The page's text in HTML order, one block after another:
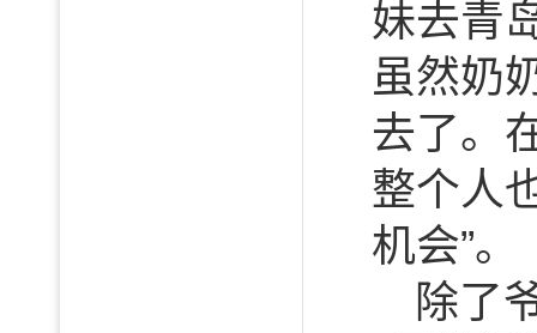
妹去青
虽然奶
去了。
整个人
机会”。
除了